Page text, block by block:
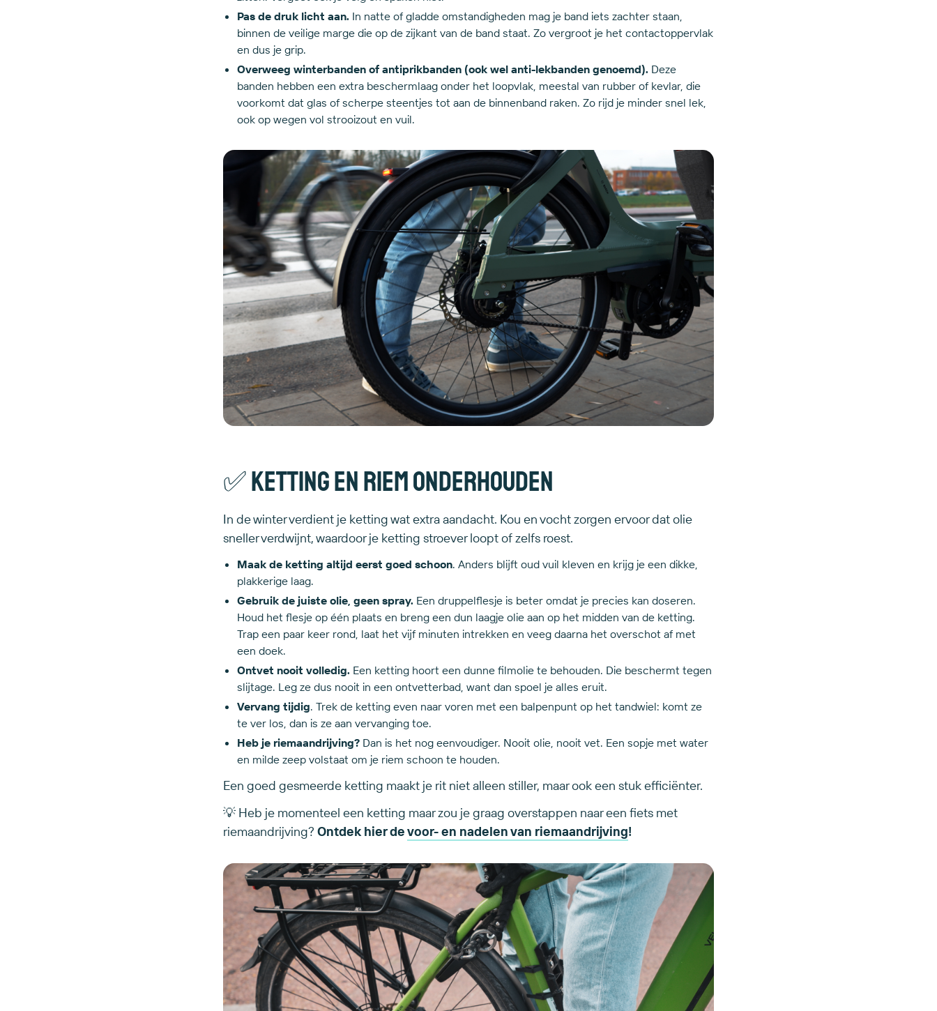
Pas de druk licht aan. In natte of gladde omstandigheden mag je band iets zachter staan,
binnen de veilige marge die op de zijkant van de band staat. Zo vergroot je het contactoppervlak
en dus je grip.
Overweeg winterbanden of antiprikbanden (ook wel anti-lekbanden genoemd). Deze
banden hebben een extra beschermlaag onder het loopvlak, meestal van rubber of kevlar, die
voorkomt dat glas of scherpe steentjes tot aan de binnenband raken. Zo rijd je minder snel lek,
ook op wegen vol strooizout en vuil.
✅ Ketting en riem onderhouden
In de winter verdient je ketting wat extra aandacht. Kou en vocht zorgen ervoor dat olie
sneller verdwijnt, waardoor je ketting stroever loopt of zelfs roest.
Maak de ketting altijd eerst goed schoon. Anders blijft oud vuil kleven en krijg je een dikke,
plakkerige laag.
Gebruik de juiste olie, geen spray. Een druppelflesje is beter omdat je precies kan doseren.
Houd het flesje op één plaats en breng een dun laagje olie aan op het midden van de ketting.
Trap een paar keer rond, laat het vijf minuten intrekken en veeg daarna het overschot af met
een doek.
Ontvet nooit volledig. Een ketting hoort een dunne filmolie te behouden. Die beschermt tegen
slijtage. Leg ze dus nooit in een ontvetterbad, want dan spoel je alles eruit.
Vervang tijdig. Trek de ketting even naar voren met een balpenpunt op het tandwiel: komt ze
te ver los, dan is ze aan vervanging toe.
Heb je riemaandrijving? Dan is het nog eenvoudiger. Nooit olie, nooit vet. Een sopje met water
en milde zeep volstaat om je riem schoon te houden.
Een goed gesmeerde ketting maakt je rit niet alleen stiller, maar ook een stuk efficiënter.
💡 Heb je momenteel een ketting maar zou je graag overstappen naar een fiets met
riemaandrijving? Ontdek hier devoor- en nadelen van riemaandrijving!